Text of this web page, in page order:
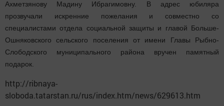
Ахметзянову Мадину Ибрагимовну. В адрес юбиляра
прозвучали искренние пожелания и совместно со
специалистами отдела социальной защиты и главой Больше-
Ошняковского сельского поселения от имени Главы Рыбно-
Слободского муниципального района вручен памятный
подарок.
http://ribnaya-
sloboda.tatarstan.ru/rus/index.htm/news/629613.htm